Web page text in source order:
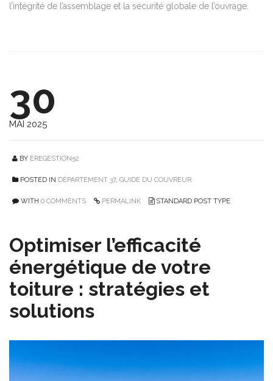
l’intégrité de l’assemblage et la sécurité globale de l’ouvrage.
30
MAI 2025
BY EREGESTION52
POSTED IN DÉPARTEMENT 37, GUIDE DU COUVREUR
WITH 0 COMMENTS PERMALINK STANDARD POST TYPE
Optimiser l’efficacité
énergétique de votre
toiture : stratégies et
solutions